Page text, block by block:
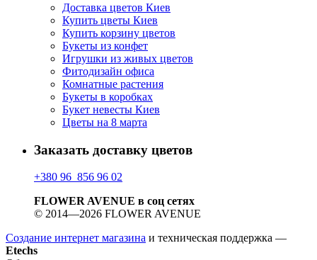
Доставка цветов Киев
Купить цветы Киев
Купить корзину цветов
Букеты из конфет
Игрушки из живых цветов
Фитодизайн офиса
Комнатные растения
Букеты в коробках
Букет невесты Киев
Цветы на 8 марта
Заказать доставку цветов
+380 96 856 96 02
FLOWER AVENUE в соц сетях
© 2014—2026 FLOWER AVENUE
Создание интернет магазина и техническая поддержка —
Etechs